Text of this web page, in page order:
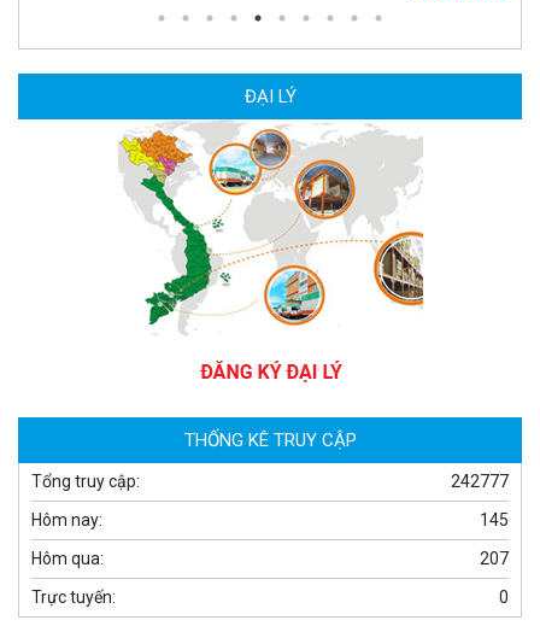
MUA NGAY
MUA NGAY
ĐẠI LÝ
THỐNG KÊ TRUY CẬP
242777
Tổng truy cập:
145
Hôm nay:
207
Hôm qua:
0
Trực tuyến: